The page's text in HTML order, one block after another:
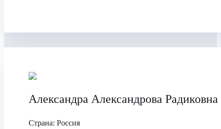
Александра Александрова Радиковна
Страна: Россия